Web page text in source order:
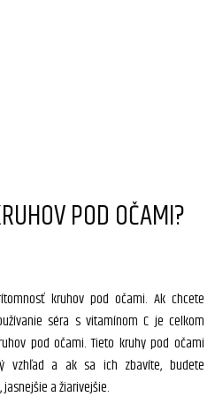
POD OČAMI?
kruhov pod očami. Ak chcete
séra s vitamínom C je celkom
pod očami. Tieto kruhy pod očami
vzhľad a ak sa ich zbavíte, budete
a žiarivejšie.